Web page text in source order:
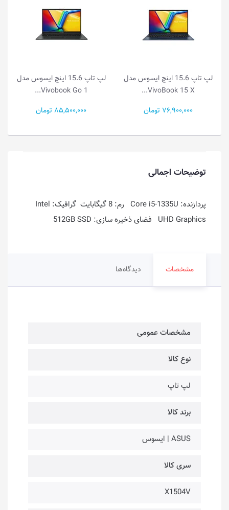
اینچ ایسوس مدل
لپ تاپ 15.6 اینچ ایسوس مدل
Vivobook Go 1...
85,500,000 تومان
لپ تاپ 14.0
Vivobook Go 1...
49,000,000 تومان
توضیحات اجمالی
پردازنده: Core i5-1335U رم: 8 گیگابایت گرافیک: Intel
UHD Graphics فضای ذخیره سازی: 512GB SSD
مشخصات دیدگاه‌ها
مشخصات عمومی
نوع کالا
لپ تاپ
برند کالا
ASUS | ایسوس
سری کالا
X1504V